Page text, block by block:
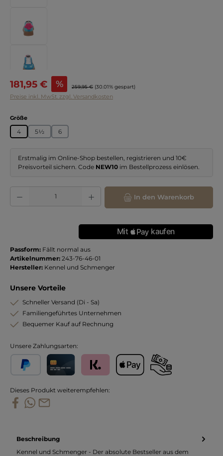
Verkaufspreis:
181,95 € % Regulärer Preis:
259,95 € (30.01% gespart)
Preise inkl. MwSt. zzgl. Versandkosten
Größeauswählen
4 5½ 6
Erstmalig im Online-Shop bestellen, registrieren und 10€
Preisvorteil sichern. Code NEW10 im Bestellprozess einlösen.
Produkt Anzahl: Gib den gewünschten Wert ein oder benutze die
In den Warenkorb
Passform: Fällt normal aus
Artikelnummer: 243-76-46-01
Hersteller: Kennel und Schmenger
Unsere Vorteile
Schneller Versand (Di - Sa)
Familiengeführtes Unternehmen
Bequemer Kauf auf Rechnung
Unsere Zahlungsarten:
Dieses Produkt weiterempfehlen:
Beschreibung
Kennel und Schmenger - Der absolute Bestseller aus dem